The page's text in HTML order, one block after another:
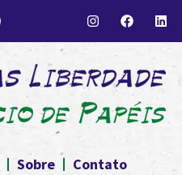
Sobre Contato